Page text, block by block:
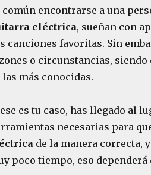
común encontrarse a una
eléctrica, sueñan con
canciones favoritas. Sin
o circunstancias,
las más conocidas.
es tu caso, has llegado al
necesarias para
de la manera correcta,
poco tiempo, eso